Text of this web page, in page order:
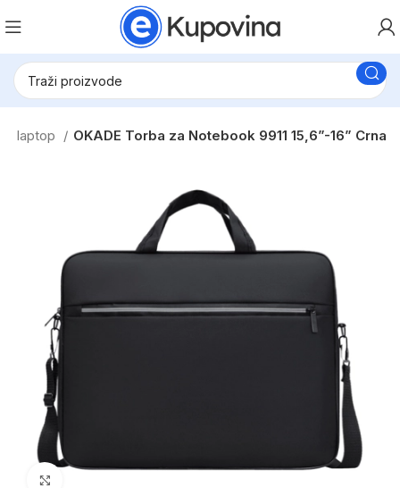
laptop OKADE Torba za Notebook 9911 15,6”-16” Crna